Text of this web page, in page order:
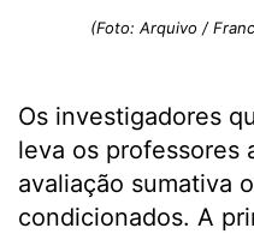
(Foto: Arquivo /
Os investigadores
leva os professores
avaliação sumativa
condicio­nados. A